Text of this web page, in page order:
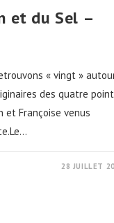
et du Sel –
« vingt »
des quatre
et Françoise venus
28 JUILLET